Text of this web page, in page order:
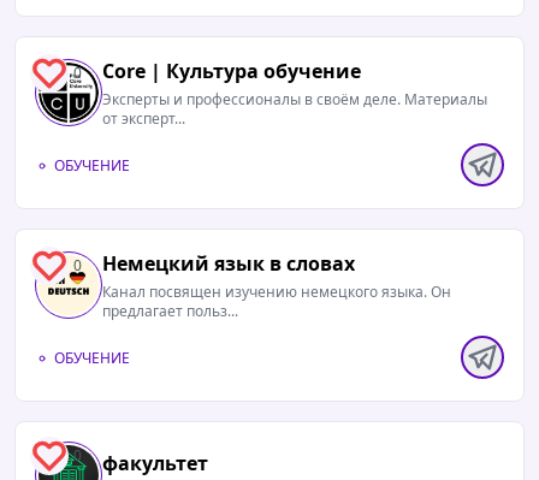
0 Core | Культура обучение
Эксперты и профессионалы в своём деле. Материалы
от эксперт...
ОБУЧЕНИЕ
0 Немецкий язык в словах
Канал посвящен изучению немецкого языка. Он
предлагает польз...
ОБУЧЕНИЕ
0 факультет